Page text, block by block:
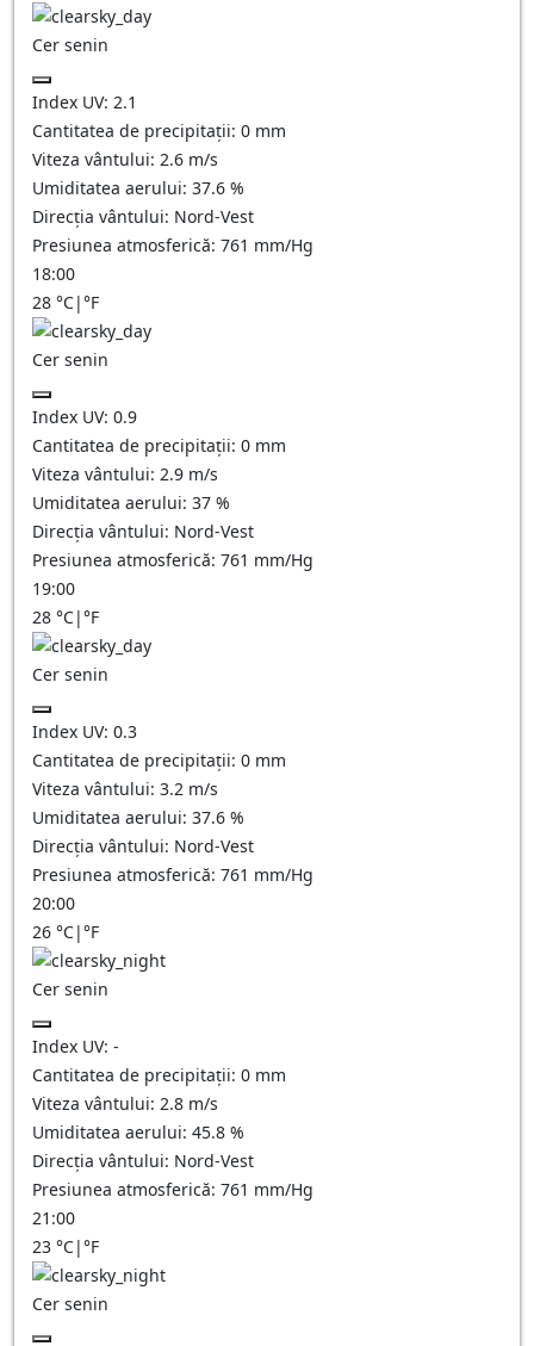
Cer senin
Index UV: 2.1
Cantitatea de precipitații: 0 mm
Viteza vântului: 2.6 m/s
Umiditatea aerului: 37.6 %
Direcția vântului: Nord-Vest
Presiunea atmosferică: 761 mm/Hg
18:00
28 °C|°F
Cer senin
Index UV: 0.9
Cantitatea de precipitații: 0 mm
Viteza vântului: 2.9 m/s
Umiditatea aerului: 37 %
Direcția vântului: Nord-Vest
Presiunea atmosferică: 761 mm/Hg
19:00
28 °C|°F
Cer senin
Index UV: 0.3
Cantitatea de precipitații: 0 mm
Viteza vântului: 3.2 m/s
Umiditatea aerului: 37.6 %
Direcția vântului: Nord-Vest
Presiunea atmosferică: 761 mm/Hg
20:00
26 °C|°F
Cer senin
Index UV: -
Cantitatea de precipitații: 0 mm
Viteza vântului: 2.8 m/s
Umiditatea aerului: 45.8 %
Direcția vântului: Nord-Vest
Presiunea atmosferică: 761 mm/Hg
21:00
23 °C|°F
Cer senin